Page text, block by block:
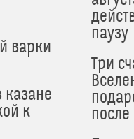
варки
к
паузу
Три